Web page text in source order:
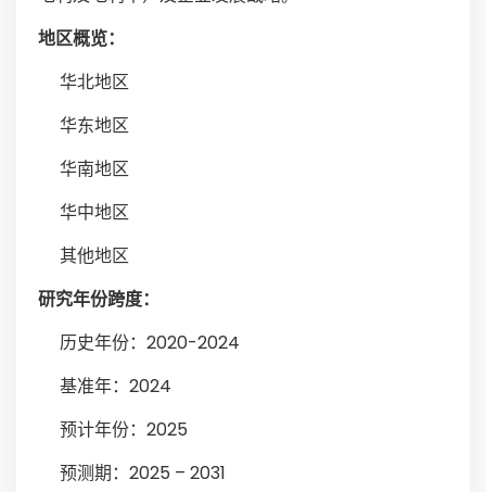
地区概览：
华北地区
华东地区
华南地区
华中地区
其他地区
研究年份跨度：
历史年份：2020-2024
基准年：2024
预计年份：2025
预测期：2025 – 2031